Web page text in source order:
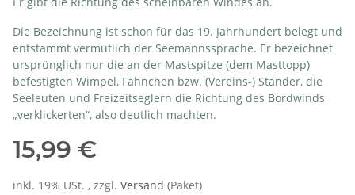
Die Bezeichnung ist schon für das 19. Jahrhundert belegt und
entstammt vermutlich der Seemannssprache. Er bezeichnet
ursprünglich nur die an der Mastspitze (dem Masttopp)
befestigten Wimpel, Fähnchen bzw. (Vereins-) Stander, die
Seeleuten und Freizeitseglern die Richtung des Bordwinds
„verklickerten“, also deutlich machten.
15,99 €
inkl. 19% USt. , zzgl. Versand (Paket)